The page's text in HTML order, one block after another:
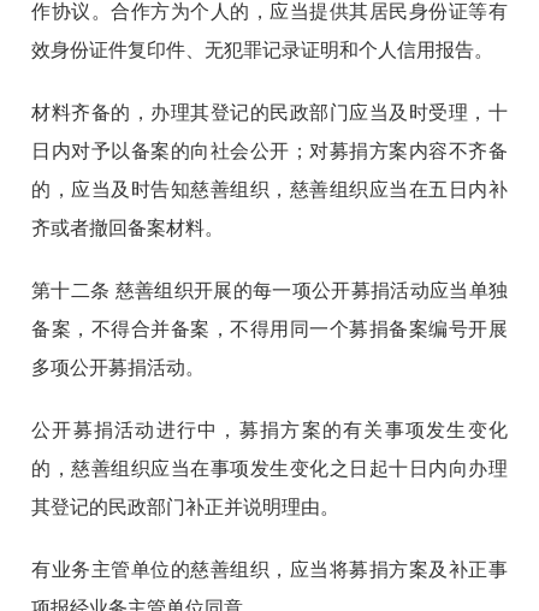
作协议。合作方为个人的，应当提供其居民身份证等有
效身份证件复印件、无犯罪记录证明和个人信用报告。
材料齐备的，办理其登记的民政部门应当及时受理，十
日内对予以备案的向社会公开；对募捐方案内容不齐备
的，应当及时告知慈善组织，慈善组织应当在五日内补
齐或者撤回备案材料。
第十二条 慈善组织开展的每一项公开募捐活动应当单独
备案，不得合并备案，不得用同一个募捐备案编号开展
多项公开募捐活动。
公开募捐活动进行中，募捐方案的有关事项发生变化
的，慈善组织应当在事项发生变化之日起十日内向办理
其登记的民政部门补正并说明理由。
有业务主管单位的慈善组织，应当将募捐方案及补正事